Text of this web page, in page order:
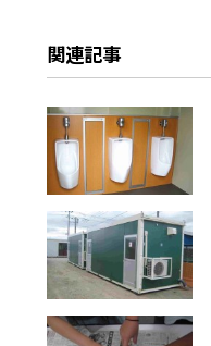
関連記事